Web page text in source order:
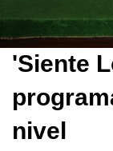
'Siente
nivel